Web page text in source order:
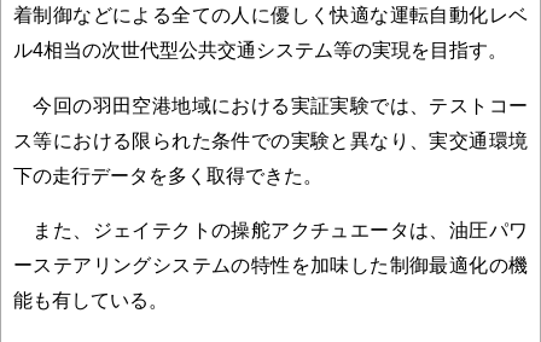
着制御などによる全ての人に優しく快適な運転自動化レベ
ル4相当の次世代型公共交通システム等の実現を目指す。
今回の羽田空港地域における実証実験では、テストコー
ス等における限られた条件での実験と異なり、実交通環境
下の走行データを多く取得できた。
また、ジェイテクトの操舵アクチュエータは、油圧パワ
ーステアリングシステムの特性を加味した制御最適化の機
能も有している。